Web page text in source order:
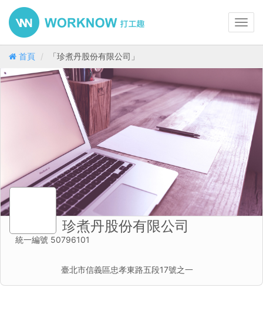
首頁 「珍煮丹股份有限公司」
珍煮丹股份有限公司
統一編號 50796101
臺北市信義區忠孝東路五段17號之一